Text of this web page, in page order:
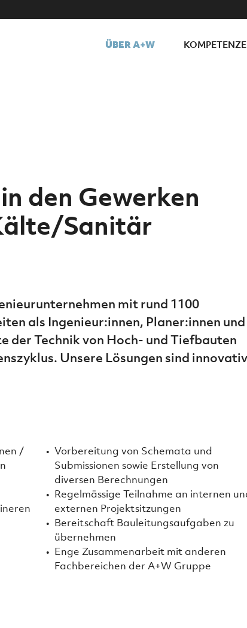
ÜBER A+W
den Gewerken
Sanitär
mit rund 1100
als Ingenieur:innen, Planer:innen und
der Technik von Hoch- und Tiefbauten
Unsere Lösungen sind
/
Vorbereitung von Schemata und
Submissionen sowie Erstellung von
diversen Berechnungen
Regelmässige Teilnahme an internen
externen Projektsitzungen
Bereitschaft Bauleitungsaufgaben zu
übernehmen
Enge Zusammenarbeit mit anderen
Fachbereichen der A+W Gruppe